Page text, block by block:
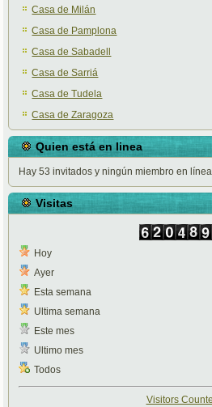
Casa de Milán
Casa de Pamplona
Casa de Sabadell
Casa de Sarriá
Casa de Tudela
Casa de Zaragoza
Quien está en linea
Hay 53 invitados y ningún miembro en línea
Visitas
Hoy
Ayer
Esta semana
Ultima semana
Este mes
Ultimo mes
Todos
Visitors